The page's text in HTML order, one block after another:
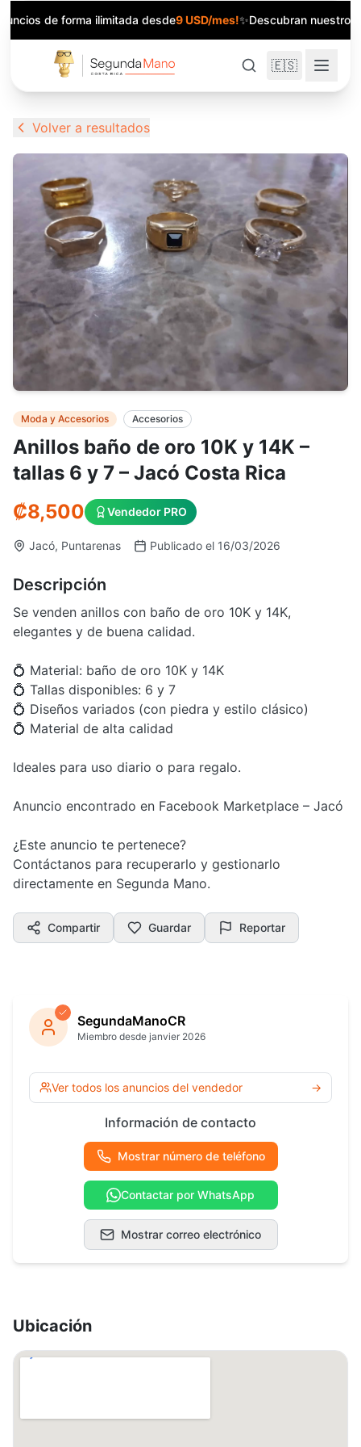
de forma ilimitada desde9 USD/mes!✨Descubran
🇪🇸
Volver a resultados
Anillos baño de oro 10K y 14K –
tallas 6 y 7 – Jacó Costa Rica
Moda y Accesorios Accesorios
₡8,500 Vendedor PRO
Jacó, Puntarenas Publicado el 16/03/2026
Descripción
Se venden anillos con baño de oro 10K y 14K,
elegantes y de buena calidad.
💍 Material: baño de oro 10K y 14K
💍 Tallas disponibles: 6 y 7
💍 Diseños variados (con piedra y estilo clásico)
💍 Material de alta calidad
Ideales para uso diario o para regalo.
Anuncio encontrado en Facebook Marketplace – Jacó
¿Este anuncio te pertenece?
Contáctanos para recuperarlo y gestionarlo
directamente en Segunda Mano.
Compartir Guardar Reportar
SegundaManoCR
Miembro desde janvier 2026
Ver todos los anuncios del vendedor →
Información de contacto
Mostrar número de teléfono
Contactar por WhatsApp
Mostrar correo electrónico
Ubicación